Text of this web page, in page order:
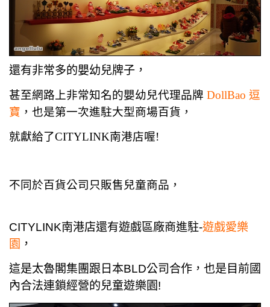
還有非常多的嬰幼兒牌子，
甚至網路上非常知名的嬰幼兒代理品牌 DollBao 逗
寶 ，也是第一次進駐大型商場百貨，
就獻給了CITYLINK南港店喔!
不同於百貨公司只販售兒童商品，
CITYLINK南港店還有遊戲區廠商進駐-遊戲愛樂
園 ，
這是太魯閣集團跟日本BLD公司合作，也是目前國
內合法連鎖經營的兒童遊樂園!